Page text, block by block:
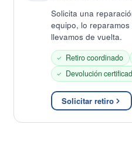
Solicita una
equipo, lo
llevamos de vuelta.
Retiro coordinado
Devolución
Solicitar retiro